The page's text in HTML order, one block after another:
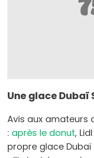
Une glace Dubaï
Avis aux amateurs
: après le donut,
propre glace